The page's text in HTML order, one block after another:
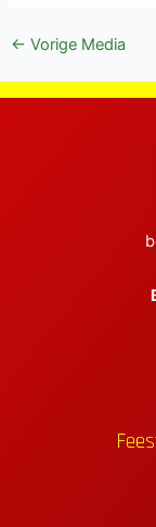
Bericht
← Vorige Media